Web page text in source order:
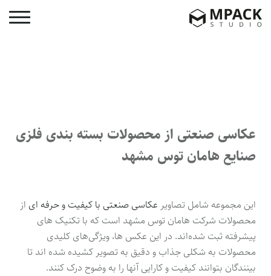
عکاسی صنعتی از محصولات بسته بندی فلزی
صنایع هامان توس مشهد
این مجموعه شامل تصاویر عکاسی صنعتی با کیفیت و حرفه ای از
محصولات شرکت هامان توس مشهد است که با تکنیک های
پیشرفته ثبت شده‌اند. در این عکس ها، ویژگی‌های کلیدی
محصولات به شکلی جذاب و دقیق به تصویر کشیده شده‌ اند تا
بینندگان بتوانند کیفیت و کارایی آنها را به وضوح درک کنند.